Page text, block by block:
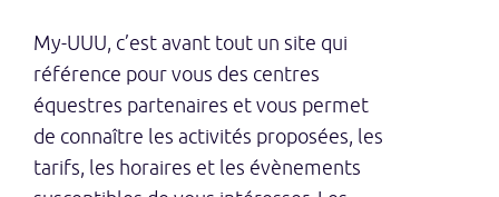
My-UUU, c’est avant tout un site qui
référence pour vous des centres
équestres partenaires et vous permet
de connaître les activités proposées, les
tarifs, les horaires et les évènements